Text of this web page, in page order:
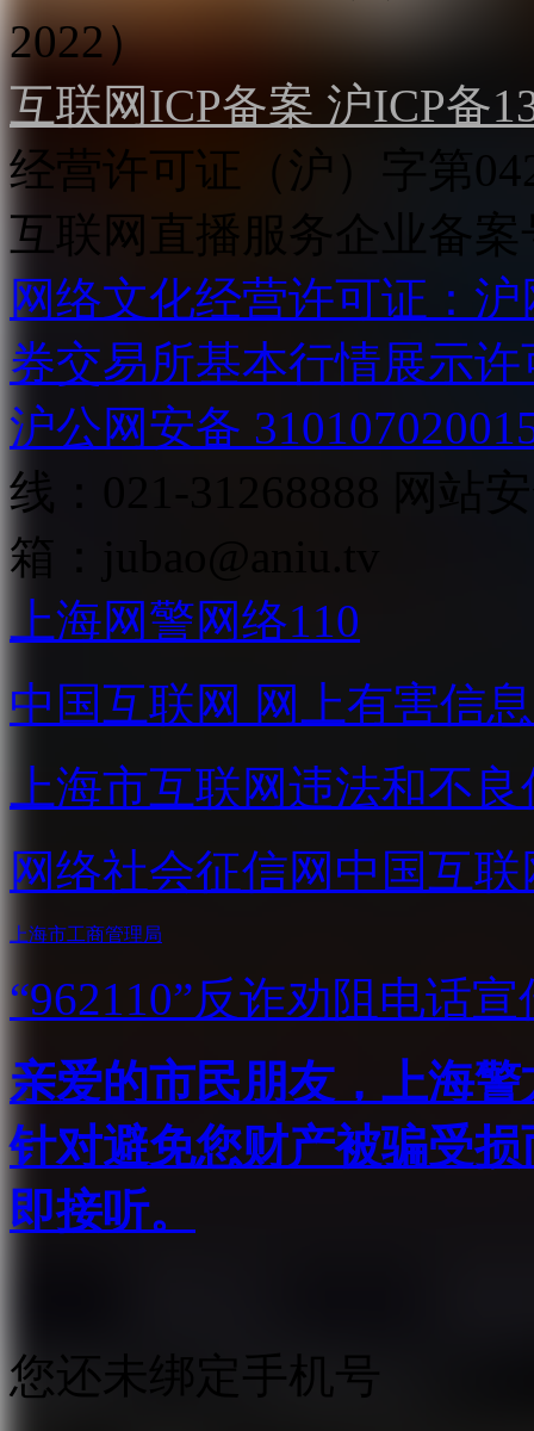
2022）
互联网ICP备案 沪ICP备
经营许可证（沪）字第
互联网直播服务企业备案
网络文化经营许可证：
券交易所基本行情展示许
沪公网安备
线：021-31268888
网站
箱：
上海网警网络110
中国互联网 网上有害信
上海市互联网违法和不
网络社会征信网 中国互
上海市工商管理局
“962110”反诈劝阻电话宣
亲爱的市民朋友，上海
针对避免您财产被骗受
即接听。
您还未绑定手机号